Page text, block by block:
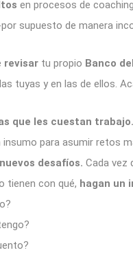
en procesos de
supuesto de manera
revisar tu propio Banco
tuyas y en las de ellos.
que les cuestan trabajo.
insumo para asumir retos
desafíos. Cada vez
tienen con qué, hagan un